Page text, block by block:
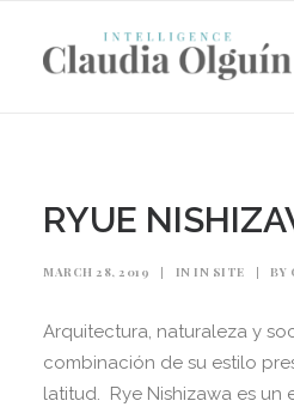
RYUE
MARCH 28, 2019 | IN IN SITE | BY
Arquitectura, naturaleza y
combinación de su estilo
latitud. Rye Nishizawa es un